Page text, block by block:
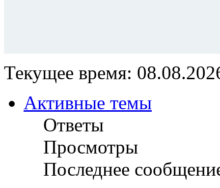
Текущее время:
Активные темы
Ответы
Просмотры
Последнее